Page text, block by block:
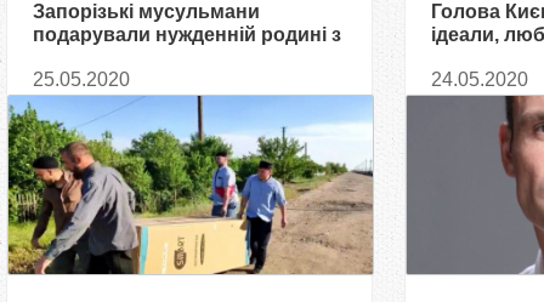
Запорізькі мусульмани
подарували нужденній родині з
холодильник з продуктами
25.05.2020
Голова
ідеали,
24.05.2020